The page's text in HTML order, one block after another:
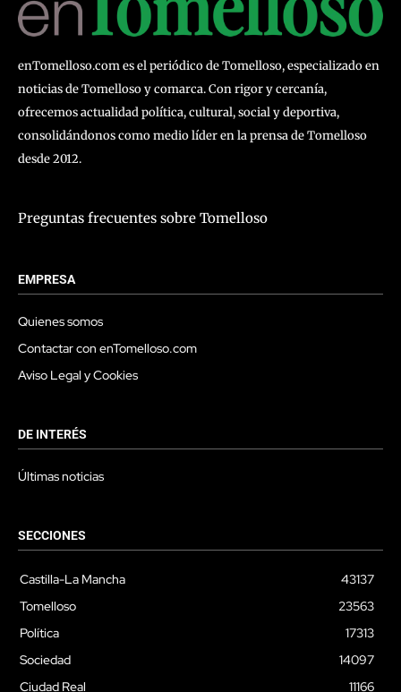
enTomelloso.com es el periódico de Tomelloso, especializado en
noticias de Tomelloso y comarca. Con rigor y cercanía,
ofrecemos actualidad política, cultural, social y deportiva,
consolidándonos como medio líder en la prensa de Tomelloso
desde 2012.
Preguntas frecuentes sobre Tomelloso
EMPRESA
Quienes somos
Contactar con enTomelloso.com
Aviso Legal y Cookies
DE INTERÉS
Últimas noticias
SECCIONES
Castilla-La Mancha
43137
Tomelloso
23563
Política
17313
Sociedad
14097
Ciudad Real
11166